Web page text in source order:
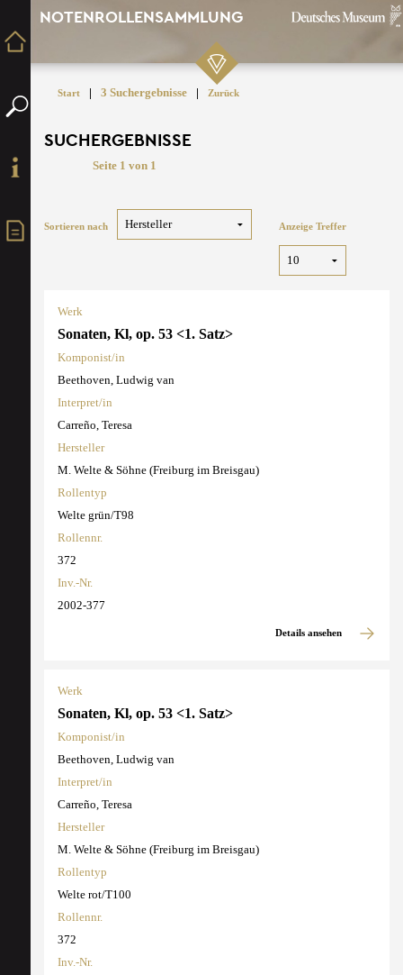
NOTENROLLENSAMMLUNG
Start | 3 Suchergebnisse | Zurück
SUCHERGEBNISSE
Seite 1 von 1
Sortieren nach Anzeige Treffer
Werk
Sonaten, Kl, op. 53 <1. Satz>
Komponist/in
Beethoven, Ludwig van
Interpret/in
Carreño, Teresa
Hersteller
M. Welte & Söhne (Freiburg im Breisgau)
Rollentyp
Welte grün/T98
Rollennr.
372
Inv.-Nr.
2002-377
Details ansehen
Werk
Sonaten, Kl, op. 53 <1. Satz>
Komponist/in
Beethoven, Ludwig van
Interpret/in
Carreño, Teresa
Hersteller
M. Welte & Söhne (Freiburg im Breisgau)
Rollentyp
Welte rot/T100
Rollennr.
372
Inv.-Nr.